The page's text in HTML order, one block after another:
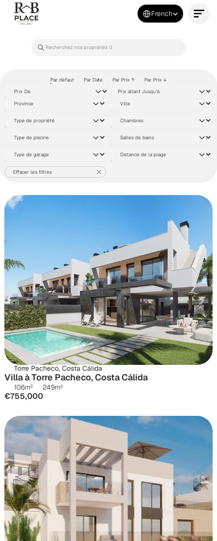
Select Language
French
Torre Pacheco, Costa Cálida
Villa à Torre Pacheco, Costa Cálida
106m² 249m²
€755,000
Par défaut Par Date Par Prix ↑ Par Prix ↓
Effacer les filtres